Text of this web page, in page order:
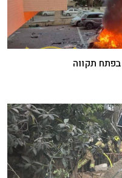
תקווה